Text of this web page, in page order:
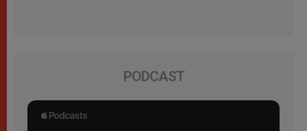
PODCAST